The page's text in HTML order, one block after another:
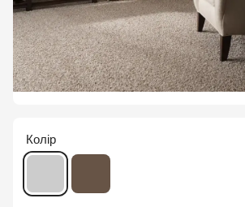
Колір